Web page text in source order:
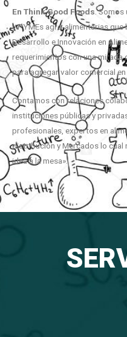
En ThinkGood Foods.
y PYMEs agro-alimentarias
Desarrollo e Innovación en
requerimientos con una
para agregar valor comercial en
Contamos con relaciones
instituciones públicas y
profesionales, expertos en
distribución y Mercados lo cual
idea a la mesa».